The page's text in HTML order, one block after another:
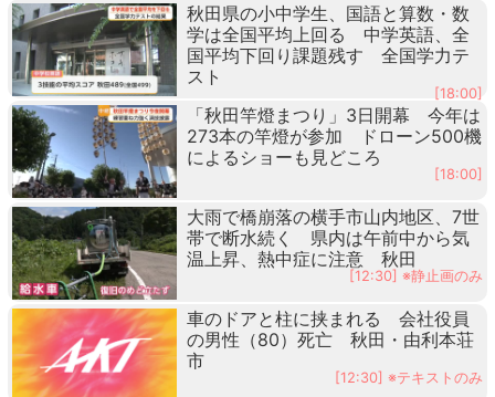
秋田県の小中学生、国語と算数・数
学は全国平均上回る 中学英語、全
国平均下回り課題残す 全国学力テ
スト
[18:00]
「秋田竿燈まつり」3日開幕 今年は
273本の竿燈が参加 ドローン500機
によるショーも見どころ
[18:00]
大雨で橋崩落の横手市山内地区、7世
帯で断水続く 県内は午前中から気
温上昇、熱中症に注意 秋田
[12:30] ※静止画のみ
車のドアと柱に挟まれる 会社役員
の男性（80）死亡 秋田・由利本荘
市
[12:30] ※テキストのみ